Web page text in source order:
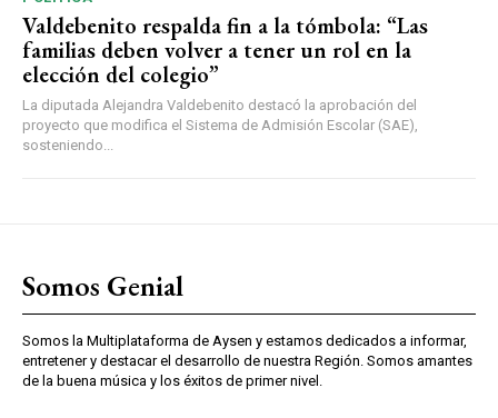
Valdebenito respalda fin a la tómbola: “Las
familias deben volver a tener un rol en la
elección del colegio”
La diputada Alejandra Valdebenito destacó la aprobación del
proyecto que modifica el Sistema de Admisión Escolar (SAE),
sosteniendo...
Somos Genial
Somos la Multiplataforma de Aysen y estamos dedicados a informar,
entretener y destacar el desarrollo de nuestra Región. Somos amantes
de la buena música y los éxitos de primer nivel.